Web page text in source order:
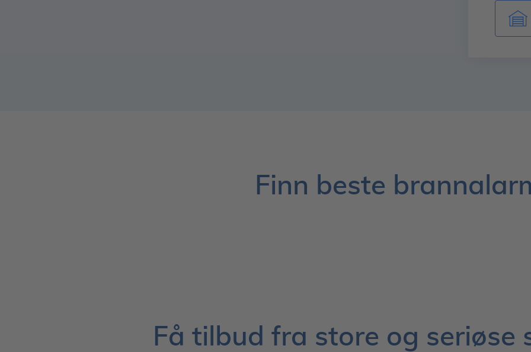
Finn beste
Få tilbud fra store og seriøse